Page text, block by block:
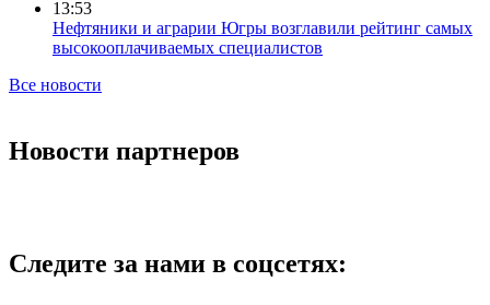
13:53
Нефтяники и аграрии Югры возглавили рейтинг самых
высокооплачиваемых специалистов
Все новости
Новости партнеров
Следите за нами в соцсетях: